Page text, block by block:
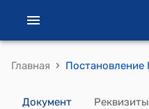
Главная ›
Документ Реквизиты